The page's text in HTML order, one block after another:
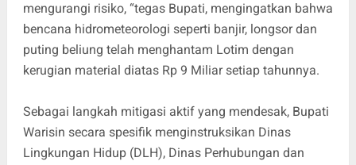
mengurangi risiko, “tegas Bupati, mengingatkan bahwa
bencana hidrometeorologi seperti banjir, longsor dan
puting beliung telah menghantam Lotim dengan
kerugian material diatas Rp 9 Miliar setiap tahunnya.
​Sebagai langkah mitigasi aktif yang mendesak, Bupati
Warisin secara spesifik menginstruksikan Dinas
Lingkungan Hidup (DLH), Dinas Perhubungan dan